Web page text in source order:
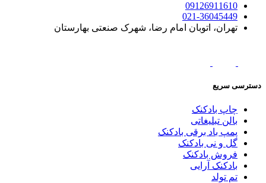
09126911610
021-36045449
تهران، اتوبان امام رضا، شهرک صنعتی بهارستان
دسترسی سریع
چاپ بادکنک
بالن تبلیغاتی
پمپ باد برقی بادکنک
گل و نی بادکنک
فروش بادکنک
بادکنک آرایی
تم تولد